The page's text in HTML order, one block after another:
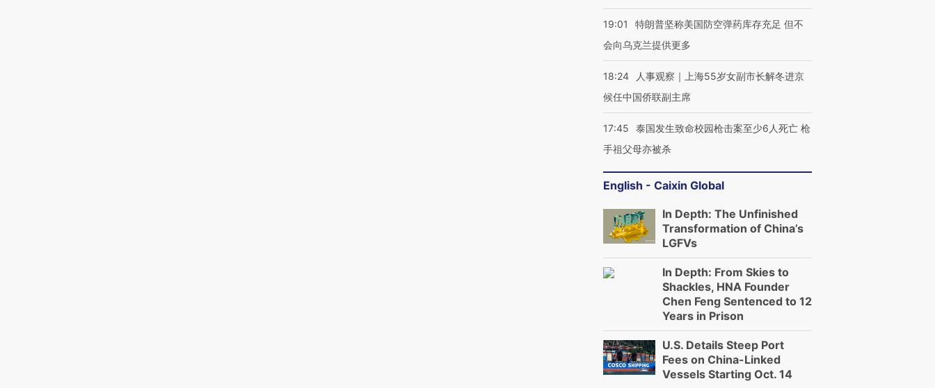
19:01
特朗普坚称美国防空弹药库存充足 但不
会向乌克兰提供更多
18:24
人事观察｜上海55岁女副市长解冬进京
候任中国侨联副主席
17:45
泰国发生致命校园枪击案至少6人死亡 枪
手祖父母亦被杀
English - Caixin Global
In Depth: The Unfinished
Transformation of China’s
LGFVs
In Depth: From Skies to
Shackles, HNA Founder
Chen Feng Sentenced to 12
Years in Prison
U.S. Details Steep Port
Fees on China-Linked
Vessels Starting Oct. 14